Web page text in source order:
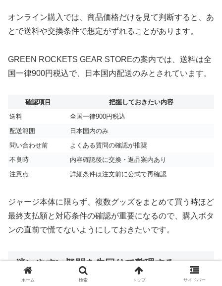
オンライン購入では、商品価格だけを見て判断すると、あ
とで送料や交換条件で想定がずれることがあります。
GREEN ROCKETS GEAR STOREの案内では、送料は全
国一律900円税込で、日本国内配送のみとされています。
確認項目
把握しておきたい内容
送料
全国一律900円税込
配送範囲
日本国内のみ
問い合わせ前
よくある質問の確認が推奨
不良時
内容確認後に交換・返品案内あり
注意点
詳細条件は注文前に公式で再確認
ジャージ本体に限らず、複数グッズをまとめて買う時ほど
最終支払額と対応条件の確認が重要になるので、購入ボタ
ンの直前で慌てないようにしておきたいです。
迷いやすい疑問を先回りで整理する
ホーム 検索 トップ サイドバー